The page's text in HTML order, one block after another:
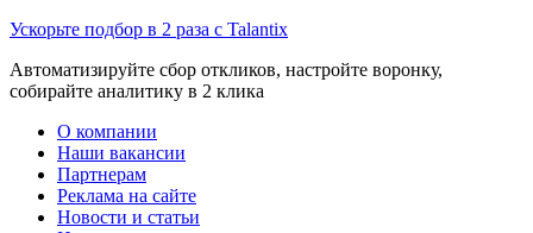
Ускорьте подбор в 2 раза с Talantix
Автоматизируйте сбор откликов, настройте воронку,
собирайте аналитику в 2 клика
О компании
Наши вакансии
Партнерам
Реклама на сайте
Новости и статьи